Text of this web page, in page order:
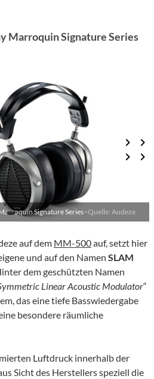
Marroquin Signature Series
Signature Series ·Quelle: Audeze
auf dem MM-500auf, setzt hier
und auf den Namen SLAM
dem geschützten Namen
Linear Acoustic Modulator“
das eine tiefe Basswiedergabe
besondere räumliche
Luftdruck innerhalb der
Sicht des Herstellers speziell die